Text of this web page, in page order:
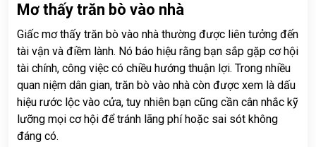
Mơ thấy trăn bò vào nhà
Giấc mơ thấy trăn bò vào nhà thường được liên tưởng đến
tài vận và điềm lành. Nó báo hiệu rằng bạn sắp gặp cơ hội
tài chính, công việc có chiều hướng thuận lợi. Trong nhiều
quan niệm dân gian, trăn bò vào nhà còn được xem là dấu
hiệu rước lộc vào cửa, tuy nhiên bạn cũng cần cân nhắc kỹ
lưỡng mọi cơ hội để tránh lãng phí hoặc sai sót không
đáng có.